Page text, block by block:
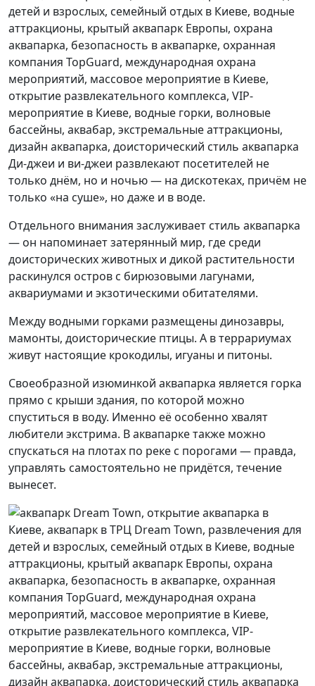
Ди-джеи и ви-джеи развлекают посетителей не
только днём, но и ночью — на дискотеках, причём не
только «на суше», но даже и в воде.
Отдельного внимания заслуживает стиль аквапарка
— он напоминает затерянный мир, где среди
доисторических животных и дикой растительности
раскинулся остров с бирюзовыми лагунами,
аквариумами и экзотическими обитателями.
Между водными горками размещены динозавры,
мамонты, доисторические птицы. А в террариумах
живут настоящие крокодилы, игуаны и питоны.
Своеобразной изюминкой аквапарка является горка
прямо с крыши здания, по которой можно
спуститься в воду. Именно её особенно хвалят
любители экстрима. В аквапарке также можно
спускаться на плотах по реке с порогами — правда,
управлять самостоятельно не придётся, течение
вынесет.